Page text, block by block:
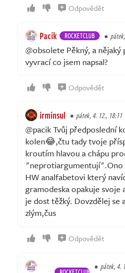
Odpovědět
Pacik ROCKETCLUB
@obsolete Pěkný, a
vyvrací co jsem napsal?
Odpovědět
irminsul pátek, 4. 12., 18:11
@pacik Tvůj předposlední
kolen😂,čtu tady tvoje
kroutím hlavou a chápu
"neprotiargumentují".Ono
HW analfabetovi který
gramodeska opakuje
je dost těžký. Dovzdělej
zlým,čus
Odpovědět
pátek, 4.